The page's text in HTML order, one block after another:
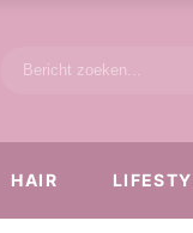
HAIR